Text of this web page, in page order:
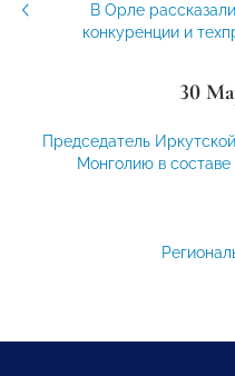
В Орле
конкуренции и
30
Председатель
Монголию в составе